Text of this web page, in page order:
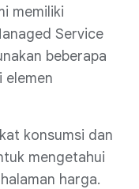
memiliki
Service
beberapa
elemen
konsumsi dan
mengetahui
harga.